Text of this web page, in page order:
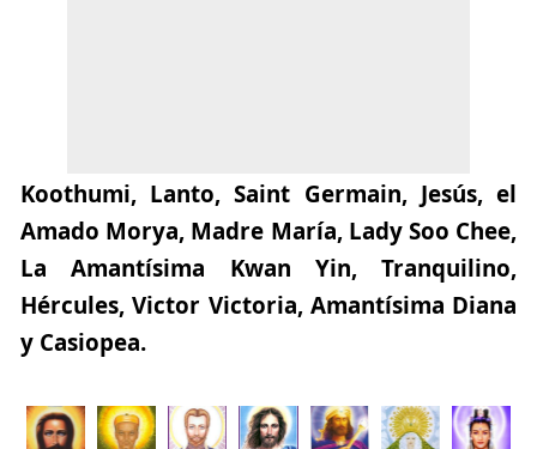
Koothumi, Lanto, Saint Germain, Jesús, el
Amado Morya, Madre María, Lady Soo Chee,
La Amantísima Kwan Yin, Tranquilino,
Hércules, Victor Victoria, Amantísima Diana
y Casiopea.